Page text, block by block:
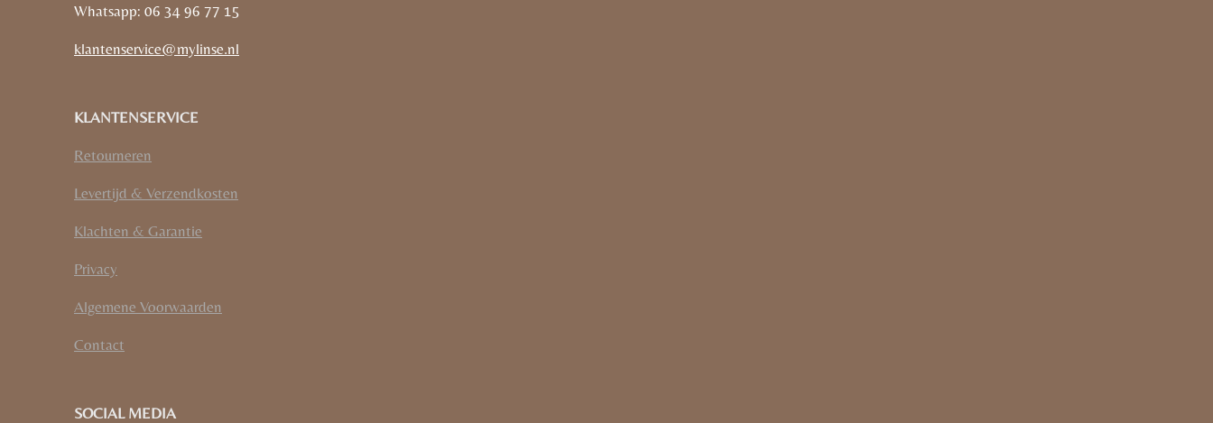
Whatsapp: 06 34 96 77 15
klantenservice@mylinse.nl
KLANTENSERVICE
Retourneren
Levertijd & Verzendkosten
Klachten & Garantie
Privacy
Algemene Voorwaarden
Contact
SOCIAL MEDIA